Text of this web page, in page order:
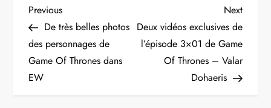
N
a
v
Previous
Post
Previous
De très belles photos
des personnages de
Game Of Thrones dans
EW
Next
Post
Next
Deux vidéos exclusives de
l’épisode 3×01 de Game
Of Thrones – Valar
Dohaeris